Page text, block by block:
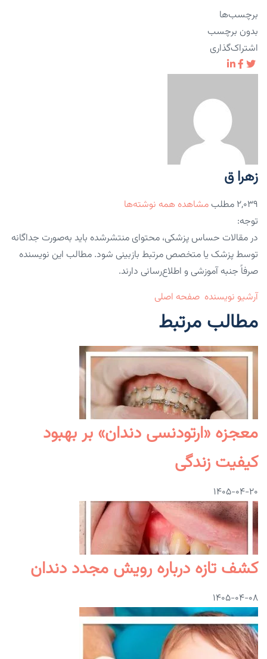
برچسب‌ها
بدون برچسب
اشتراک‌گذاری
زهرا ق
۲,۰۳۹ مطلب
مشاهده همه نوشته‌ها
توجه:
در مقالات حساس پزشکی، محتوای منتشرشده باید به‌صورت جداگانه
توسط پزشک یا متخصص مرتبط بازبینی شود. مطالب این نویسنده
صرفاً جنبه آموزشی و اطلاع‌رسانی دارند.
آرشیو نویسنده صفحه اصلی
مطالب مرتبط
معجزه «ارتودنسی دندان» بر بهبود
کیفیت زندگی
۱۴۰۵-۰۴-۲۰
کشف تازه درباره رویش مجدد دندان
۱۴۰۵-۰۴-۰۸